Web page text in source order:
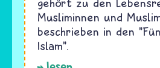
Musliminnen und
beschrieben in den
Islam".